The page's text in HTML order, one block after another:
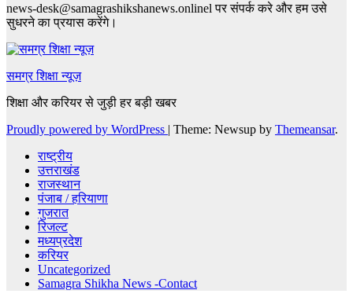
news-desk@samagrashikshanews.onlinel पर संपर्क करे और हम उसे
सुधरने का प्रयास करेंगे।
समग्र शिक्षा न्यूज़
शिक्षा और करियर से जुड़ी हर बड़ी खबर
Proudly powered by WordPress | Theme: Newsup by Themeansar.
राष्ट्रीय
उत्तराखंड
राजस्थान
पंजाब / हरियाणा
गुजरात
रिजल्ट
मध्यप्रदेश
करियर
Uncategorized
Samagra Shikha News -Contact